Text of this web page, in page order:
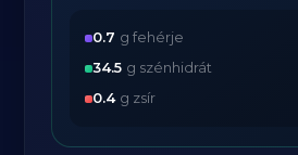
0.7 g fehérje
34.5 g szénhidrát
0.4 g zsír